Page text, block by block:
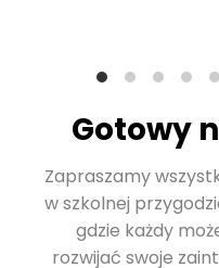
Gotowy
Zapraszamy
w szkolnej
gdzie każdy
rozwijać swoje